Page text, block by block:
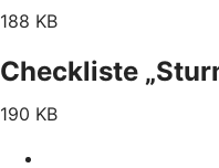
188 KB
Checkliste
190 KB